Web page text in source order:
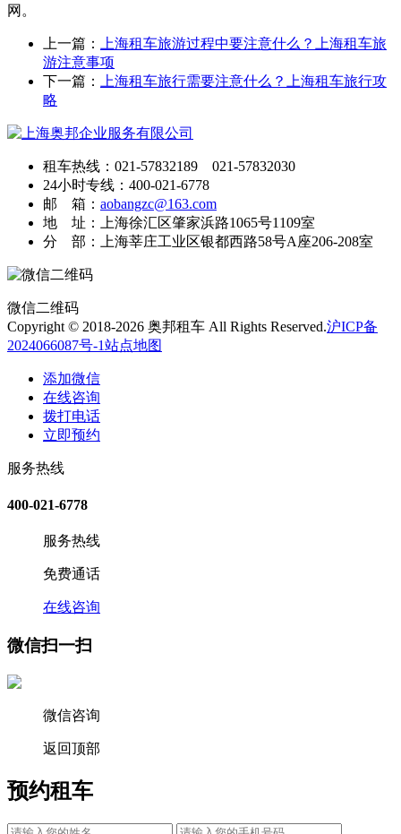
网。
上一篇：
上海租车旅游过程中要注意什么？上海租车旅
游注意事项
下一篇：
上海租车旅行需要注意什么？上海租车旅行攻
略
租车热线：021-57832189 021-57832030
24小时专线：400-021-6778
邮 箱： aobangzc@163.com
地 址：上海徐汇区肇家浜路1065号1109室
分 部：上海莘庄工业区银都西路58号A座206-208室
微信二维码
Copyright © 2018-2026 奥邦租车 All Rights Reserved.沪ICP备
2024066087号-1站点地图
添加微信
在线咨询
拨打电话
立即预约
服务热线
400-021-6778
服务热线
免费通话
在线咨询
微信扫一扫
微信咨询
返回顶部
预约租车